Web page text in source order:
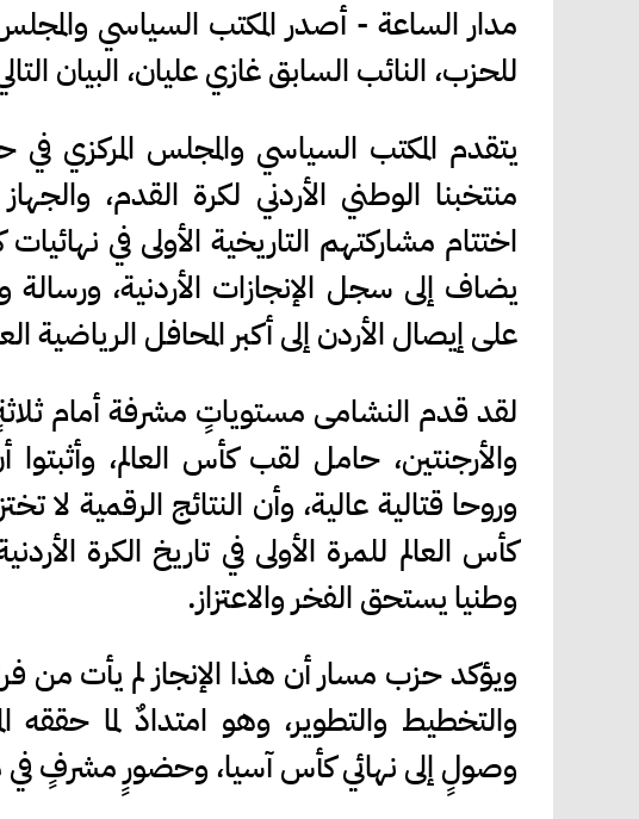
مدار الساعة - أصدر المكتب السياسي
للحزب، النائب السابق غازي عليان، البيان
يتقدم المكتب السياسي والمجلس المركزي
منتخبنا الوطني الأردني لكرة القدم،
اختتام مشاركتهم التاريخية الأولى في
يضاف إلى سجل الإنجازات الأردنية،
على إيصال الأردن إلى أكبر المحافل الرياضية
لقد قدم النشامى مستوياتٍ مشرفة أمام ثلاثةٍ
والأرجنتين، حامل لقب كأس العالم،
وروحا قتالية عالية، وأن النتائج الرقمية لا
كأس العالم للمرة الأولى في تاريخ الكرة
وطنيا يستحق الفخر والاعتزاز.
ويؤكد حزب مسار أن هذا الإنجاز لم يأت
والتخطيط والتطوير، وهو امتدادٌ لما
وصولٍ إلى نهائي كأس آسيا، وحضورٍ مشرفٍ في